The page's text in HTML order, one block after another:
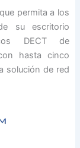
permita a los
su escritorio
DECT de
hasta cinco
solución de red